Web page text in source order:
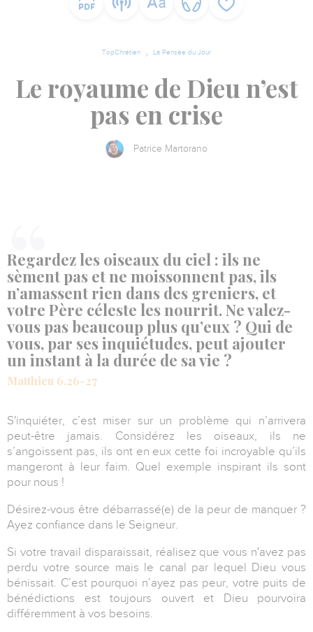
TopChrétien La Pensée du Jour
Le royaume de Dieu n’est
pas en crise
Patrice Martorano
Regardez les oiseaux du ciel : ils ne
sèment pas et ne moissonnent pas, ils
n’amassent rien dans des greniers, et
votre Père céleste les nourrit. Ne valez-
vous pas beaucoup plus qu’eux ? Qui de
vous, par ses inquiétudes, peut ajouter
un instant à la durée de sa vie ?
Matthieu 6.26-27
S'inquiéter, c’est miser sur un problème qui n’arrivera
peut-être jamais. Considérez les oiseaux, ils ne
s’angoissent pas, ils ont en eux cette foi incroyable qu’ils
mangeront à leur faim. Quel exemple inspirant ils sont
pour nous !
Désirez-vous être débarrassé(e) de la peur de manquer ?
Ayez confiance dans le Seigneur.
Si votre travail disparaissait, réalisez que vous n'avez pas
perdu votre source mais le canal par lequel Dieu vous
bénissait. C’est pourquoi n’ayez pas peur, votre puits de
bénédictions est toujours ouvert et Dieu pourvoira
différemment à vos besoins.